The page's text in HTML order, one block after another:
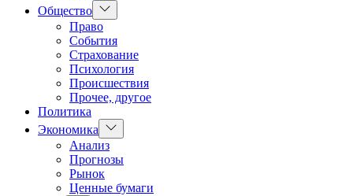
Общество Показать
подменю
Право
События
Страхование
Психология
Происшествия
Прочее, другое
Политика
Экономика
Показать
подменю
Анализ
Прогнозы
Рынок
Ценные бумаги